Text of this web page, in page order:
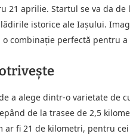
21 aprilie. Startul se va da
istorice ale Iașului.
combinație perfectă pentru
a alege dintr-o varietate de
de la trasee de 2,5
fi 21 de kilometri, pentru